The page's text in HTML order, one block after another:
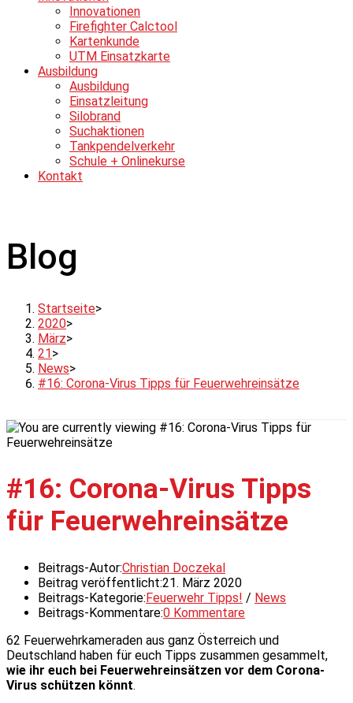
Innovationen
Firefighter Calctool
Kartenkunde
UTM Einsatzkarte
Ausbildung
Ausbildung
Einsatzleitung
Silobrand
Suchaktionen
Tankpendelverkehr
Schule + Onlinekurse
Kontakt
Blog
Startseite>
2020>
März>
21 >
News>
#16: Corona-Virus Tipps für Feuerwehreinsätze
#16: Corona-Virus Tipps
für Feuerwehreinsätze
Beitrags-Autor:Christian Doczekal
Beitrag veröffentlicht:21. März 2020
Beitrags-Kategorie: Feuerwehr Tipps! / News
Beitrags-Kommentare:0 Kommentare
62 Feuerwehrkameraden aus ganz Österreich und
Deutschland haben für euch Tipps zusammen gesammelt,
wie ihr euch bei Feuerwehreinsätzen vor dem Corona-
Virus schützen könnt.